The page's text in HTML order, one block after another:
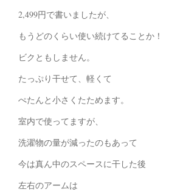
2,499円で書いましたが、
もうどのくらい使い続けてることか！
ビクともしません。
たっぷり干せて、軽くて
ぺたんと小さくたためます。
室内で使ってますが、
洗濯物の量が減ったのもあって
今は真ん中のスペースに干した後
左右のアームは